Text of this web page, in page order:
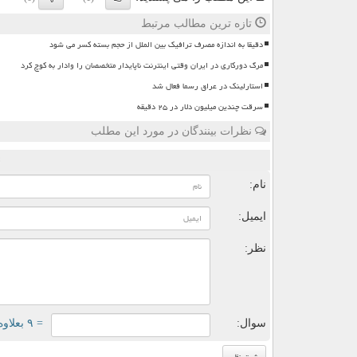
تازه ترین مطالب مرتبط
دقیقا به اندازه مصرف ترافیک بین الملل از حجم بسته کسر می شود
مرگ دورکاری در ایران وقتی اینترنت ناپایدار متخصصان را وادار به کوچ کرد
استارلینک در عراق رسما فعال شد
سرقت چندین میلیون دلار در ۲۵ دقیقه
نظرات بینندگان در مورد این مطلب
نام:
ایمیل:
نظر:
سوال: = ۹ بعلاوه ۴